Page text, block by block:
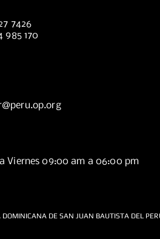
7426
985 170
Viernes 09:00 am a 06:00 pm
DE SAN JUAN BAUTISTA DEL